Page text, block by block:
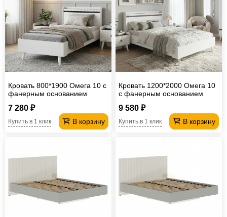
Кровать 800*1900 Омега 10 с
фанерным основанием
7 280 ₽
В корзину
Купить в 1 клик
Кровать 1200*2000 Омега 10
с фанерным основанием
9 580 ₽
В корзину
Купить в 1 клик